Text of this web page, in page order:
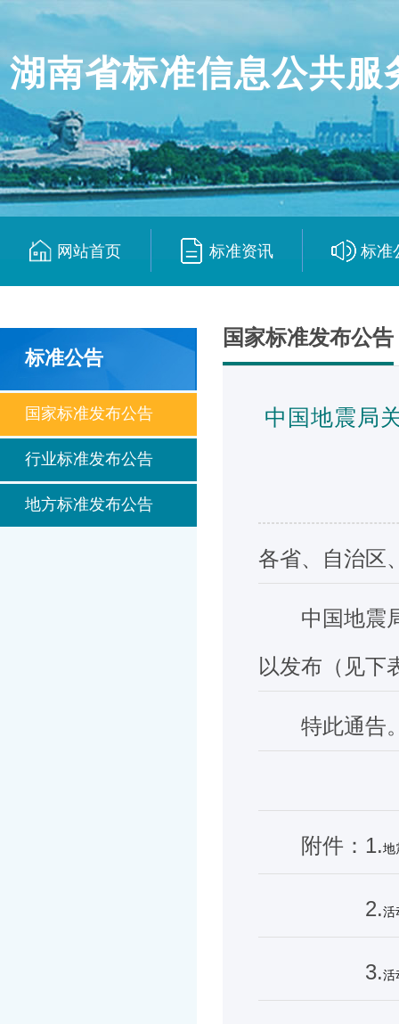
湖南省标准信息公共服
网站首页 标准资讯 标准
标准公告
国家标准发布公告
行业标准发布公告
地方标准发布公告
国家标准发布公告
中国地震局
各省、自治区
中国地震局
以发布（见下
特此通告
附件：1.地
2.活
3.活